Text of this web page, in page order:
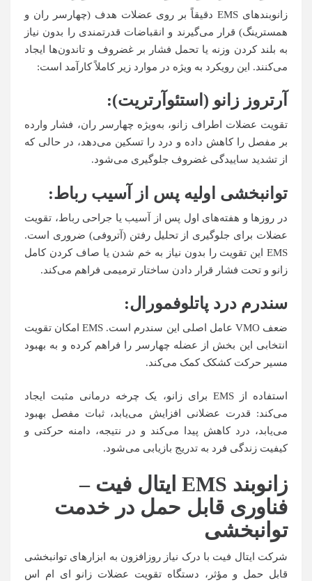
زانوبندهای EMS دقیقاً بر روی عضلات هدف (چهارسر ران و
همسترینگ) قرار می‌گیرند و انقباضات قدرتمندی را بدون نیاز
به بلند کردن وزنه یا تحمل فشار بر غضروف و تاندون‌ها ایجاد
می‌کنند. این رویکرد به ویژه در موارد زیر کاملاً کارآمد است:
آرتروز زانو (استئوآرتریت):
تقویت عضلات اطراف زانو، به‌ویژه چهارسر ران، فشار وارده
بر مفصل را کاهش داده و درد را تسکین می‌دهد، در حالی که
از تشدید ساییدگی غضروف جلوگیری می‌شود.
توانبخشی اولیه پس از آسیب رباط:
در روزها و هفته‌های اول پس از آسیب یا جراحی رباط، تقویت
عضلات برای جلوگیری از تحلیل رفتن (آتروفی) ضروری است.
EMS این تقویت را بدون نیاز به خم شدن یا صاف کردن کامل
زانو و تحت فشار قرار دادن ساختار ترمیمی فراهم می‌کند.
سندرم درد پاتلوفمورال:
ضعف VMO عامل اصلی این سندرم است. EMS امکان تقویت
انتخابی این بخش از عضله چهارسر را فراهم کرده و به بهبود
مسیر حرکت کشکک کمک می‌کند.
استفاده از EMS برای زانو، یک چرخه درمانی مثبت ایجاد
می‌کند: قدرت عضلانی افزایش می‌یابد، ثبات مفصل بهبود
می‌یابد، درد کاهش پیدا می‌کند و در نتیجه، دامنه حرکتی و
کیفیت زندگی فرد به تدریج بازیابی می‌شود.
زانوبند ایتال فیت–
فناوری قابل حمل در خدمت
توانبخشی
شرکت ایتال فیت با درک نیاز روزافزون به ابزارهای توانبخشی
قابل حمل و مؤثر، دستگاه تقویت عضلات زانو ای ام اس